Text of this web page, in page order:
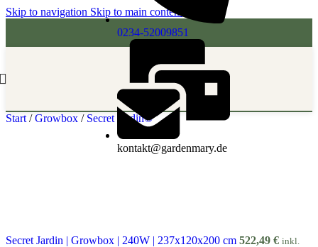
Skip to navigation Skip to main content
0234-52009851
kontakt@gardenmary.de
Start / Growbox / Secret Jardin®
Secret Jardin | Growbox | 240W | 237x120x200 cm 522,49 € inkl.